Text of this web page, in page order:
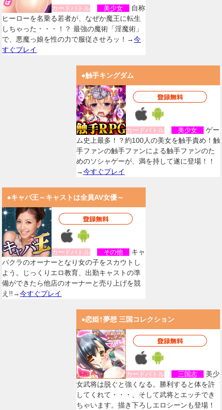
カードバトル 美少女
自称
ヒーローを名乗る若者が、なぜか魔王に転生
しちゃった・・・！？ 最強の魔術「淫魔術」
で、悪魔っ娘を性の力で服従させろッ！→今
すぐプレイ
●触手キングダム
カードバトル 美少女
ゲー
ム史上最多！？約100人の美女を触手責め！触
手ファンの触手ファンによる触手ファンのた
めのソシャゲーが、満を持して遂に登場！！
→今すぐプレイ
●キャバ王～キャストは全員AV女優～
カードバトル その他
キャ
バクラのオーナーとなり女の子をスカウトし
よう。じっくりエロ教育、出勤キャストの準
備ができたら他店のオーナーと売り上げを競
え!!→今すぐプレイ
●恋姫†夢想 三国コレクション
カードバトル 三国志
美少
女武将は脱ぐと強くなる。勝利すると体を許
してくれて・・・、そして武将とエッチでき
ちゃいます。描き下ろしエロシーンも登場！